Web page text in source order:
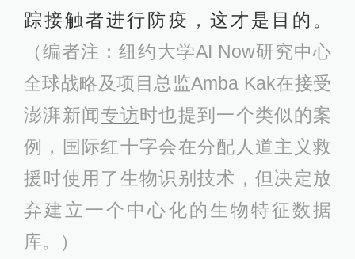
踪接触者进行防疫，这才是目的。
（编者注：纽约大学AI Now研究中心
全球战略及项目总监Amba Kak在接受
澎湃新闻专访时也提到一个类似的案
例，国际红十字会在分配人道主义救
援时使用了生物识别技术，但决定放
弃建立一个中心化的生物特征数据
库。）